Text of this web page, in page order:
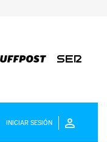
INICIAR SESIÓN